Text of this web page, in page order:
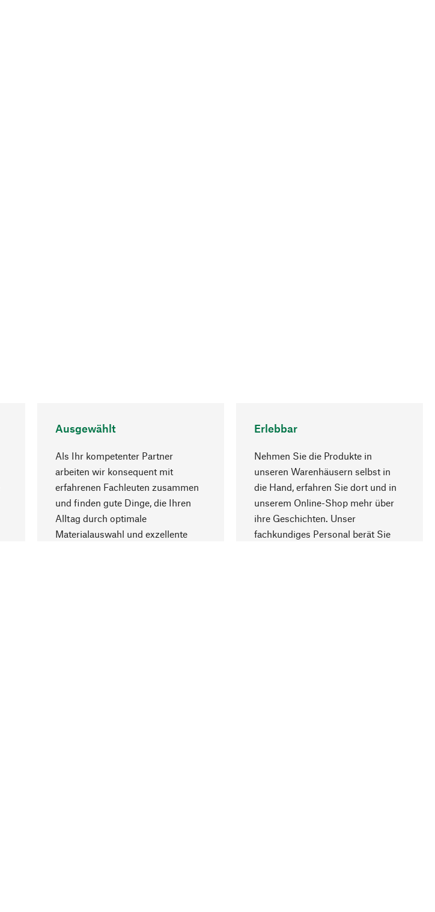
Ausgewählt
Als Ihr kompetenter Partner
arbeiten wir konsequent mit
erfahrenen Fachleuten zusammen
und finden gute Dinge, die Ihren
Alltag durch optimale
Materialauswahl und exzellente
Erlebbar
Nehmen Sie die Produkte in
unseren Warenhäusern selbst in
die Hand, erfahren Sie dort und in
unserem Online-Shop mehr über
ihre Geschichten. Unser
fachkundiges Personal berät Sie